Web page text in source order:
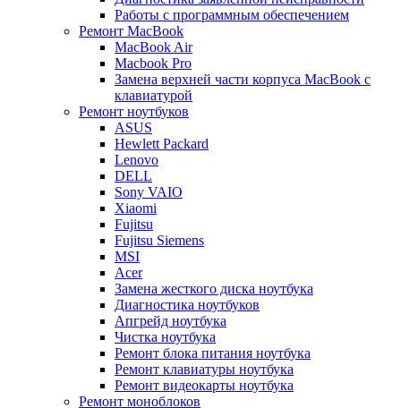
Работы с программным обеспечением
Ремонт MacBook
MacBook Air
Macbook Pro
Замена верхней части корпуса MacBook с
клавиатурой
Ремонт ноутбуков
ASUS
Hewlett Packard
Lenovo
DELL
Sony VAIO
Xiaomi
Fujitsu
Fujitsu Siemens
MSI
Acer
Замена жесткого диска ноутбука
Диагностика ноутбуков
Апгрейд ноутбука
Чистка ноутбука
Ремонт блока питания ноутбука
Ремонт клавиатуры ноутбука
Ремонт видеокарты ноутбука
Ремонт моноблоков